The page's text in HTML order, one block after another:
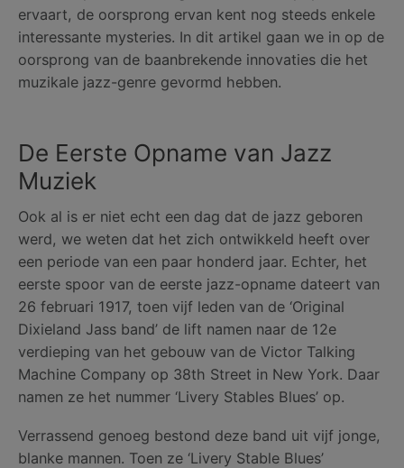
ervaart, de oorsprong ervan kent nog steeds enkele
interessante mysteries. In dit artikel gaan we in op de
oorsprong van de baanbrekende innovaties die het
muzikale jazz-genre gevormd hebben.
De Eerste Opname van Jazz
Muziek
Ook al is er niet echt een dag dat de jazz geboren
werd, we weten dat het zich ontwikkeld heeft over
een periode van een paar honderd jaar. Echter, het
eerste spoor van de eerste jazz-opname dateert van
26 februari 1917, toen vijf leden van de ‘Original
Dixieland Jass band’ de lift namen naar de 12e
verdieping van het gebouw van de Victor Talking
Machine Company op 38th Street in New York. Daar
namen ze het nummer ‘Livery Stables Blues’ op.
Verrassend genoeg bestond deze band uit vijf jonge,
blanke mannen. Toen ze ‘Livery Stable Blues’